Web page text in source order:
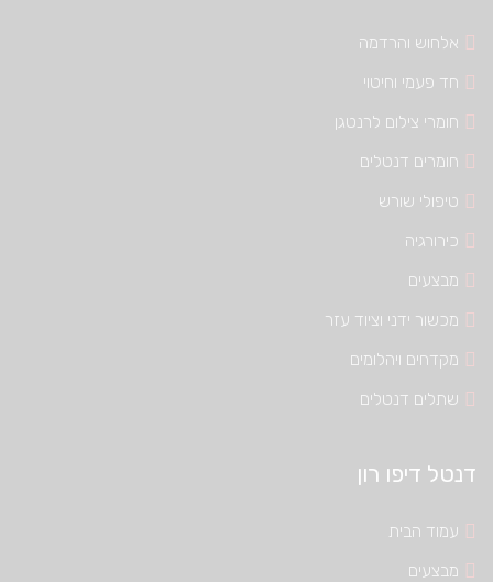
אלחוש והרדמה
חד פעמי וחיטוי
חומרי צילום לרנטגן
חומרים דנטלים
טיפולי שורש
כירורגיה
מבצעים
מכשור ידני וציוד עזר
מקדחים ויהלומים
שתלים דנטלים
דנטל דיפו רון
עמוד הבית
מבצעים